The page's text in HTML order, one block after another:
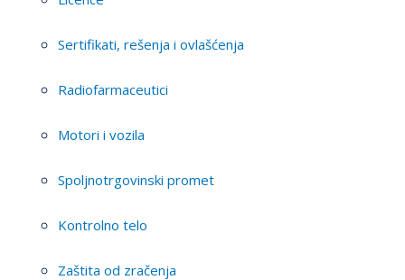
Sertifikati, rešenja i ovlašćenja
Radiofarmaceutici
Motori i vozila
Spoljnotrgovinski promet
Kontrolno telo
Zaštita od zračenja